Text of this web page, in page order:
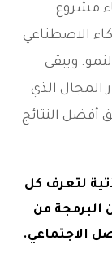
مشروع
الاصطناعي
ويبقى
المجال الذي
أفضل النتائج
لتعرف كل
البرمجة من
الاجتماعي.